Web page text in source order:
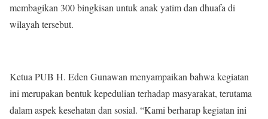
membagikan 300 bingkisan untuk anak yatim dan dhuafa di
wilayah tersebut.
Ketua PUB H. Eden Gunawan menyampaikan bahwa kegiatan
ini merupakan bentuk kepedulian terhadap masyarakat, terutama
dalam aspek kesehatan dan sosial. “Kami berharap kegiatan ini